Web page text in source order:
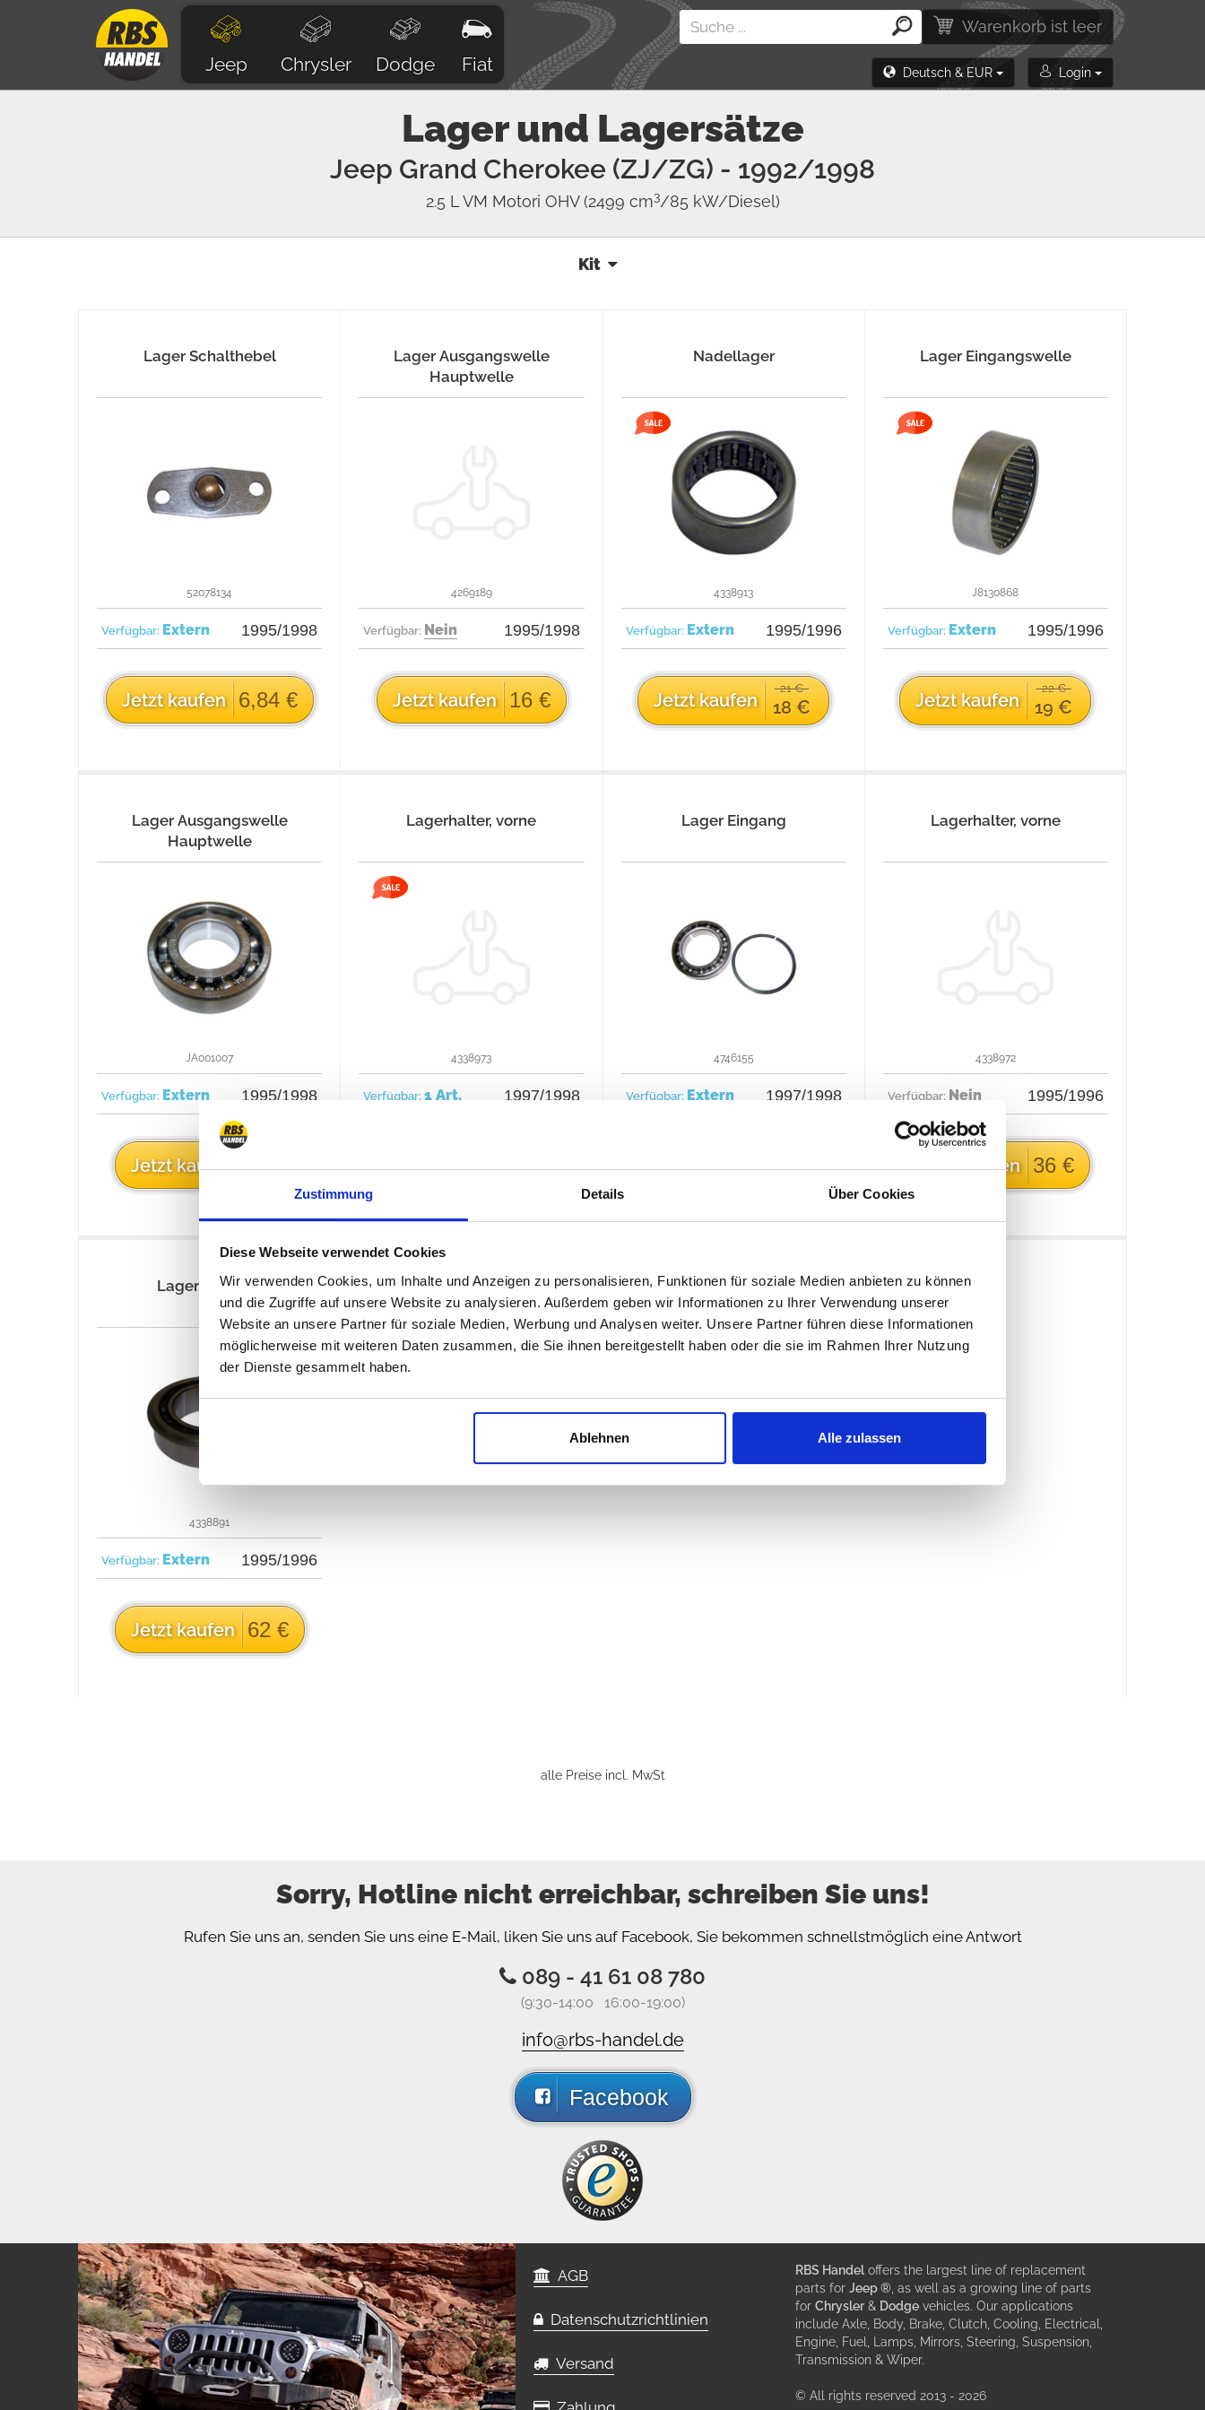
Zustimmung Details Über Cookies
Diese Webseite verwendet Cookies
Wir verwenden Cookies, um Inhalte und Anzeigen zu personalisieren, Funktionen für soziale Medien anbieten zu können
und die Zugriffe auf unsere Website zu analysieren. Außerdem geben wir Informationen zu Ihrer Verwendung unserer
Website an unsere Partner für soziale Medien, Werbung und Analysen weiter. Unsere Partner führen diese Informationen
möglicherweise mit weiteren Daten zusammen, die Sie ihnen bereitgestellt haben oder die sie im Rahmen Ihrer Nutzung
der Dienste gesammelt haben.
Ablehnen Alle zulassen
Jeep Chrysler Dodge Fiat
Warenkorb ist leer
Deutsch & EUR Login
Lager und Lagersätze
Jeep Grand Cherokee (ZJ/ZG) - 1992/1998
2.5 L VM Motori OHV(2499 cm3/85 kW/Diesel)
Kit
Lager Schalthebel
52078134
Verfügbar: Extern 1995/1998
Jetzt kaufen 6,84 €
Lager Ausgangswelle
Hauptwelle
4269189
Verfügbar: Nein 1995/1998
Jetzt kaufen 16 €
Nadellager
4338913
Verfügbar: Extern 1995/1996
Jetzt kaufen
21 €
18 €
Lager Eingangswelle
J8130868
Verfügbar: Extern 1995/1996
Jetzt kaufen
22 €
19 €
Lager Ausgangswelle
Hauptwelle
JA001007
Verfügbar: Extern 1995/1998
Jetzt kaufen 21 €
Lagerhalter, vorne
4338973
Verfügbar:1 Art. 1997/1998
Jetzt kaufen 22 €
Lager Eingang
4746155
Verfügbar: Extern 1997/1998
Jetzt kaufen 36 €
Lagerhalter, vorne
4338972
Verfügbar: Nein 1995/1996
Jetzt kaufen 36 €
Lager Eingang
4338891
Verfügbar: Extern 1995/1996
Jetzt kaufen 62 €
alle Preise incl. MwSt
Sorry, Hotline nicht erreichbar, schreiben Sie uns!
Rufen Sie uns an, senden Sie uns eine E-Mail, liken Sie uns auf Facebook, Sie bekommen schnellstmöglich eine Antwort
089 - 41 61 08 780
(9:30-14:00 16:00-19:00)
info@rbs-handel.de
Facebook
AGB
Datenschutzrichtlinien
Versand
RBS Handel offers the largest line of replacement
parts for Jeep ® , as well as a growing line of parts
for Chrysler & Dodge vehicles. Our applications
include Axle, Body, Brake, Clutch, Cooling, Electrical,
Engine, Fuel, Lamps, Mirrors, Steering, Suspension,
Transmission & Wiper.
© All rights reserved 2013 - 2026